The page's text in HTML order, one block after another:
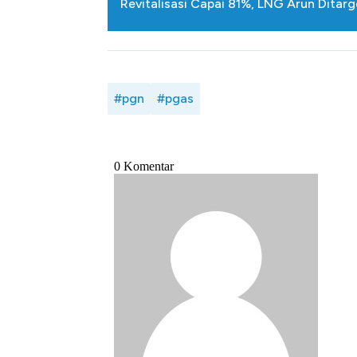
Revitalisasi Capai 81%, LNG Arun
#pgn #pgas